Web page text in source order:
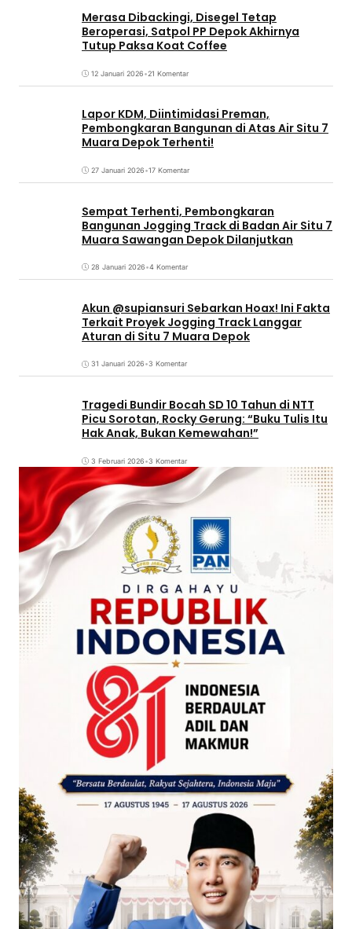
Merasa Dibackingi, Disegel Tetap
Beroperasi, Satpol PP Depok Akhirnya
Tutup Paksa Koat Coffee
12 Januari 2026•21 Komentar
Lapor KDM, Diintimidasi Preman,
Pembongkaran Bangunan di Atas Air Situ 7
Muara Depok Terhenti!
27 Januari 2026•17 Komentar
Sempat Terhenti, Pembongkaran
Bangunan Jogging Track di Badan Air Situ 7
Muara Sawangan Depok Dilanjutkan
28 Januari 2026•4 Komentar
Akun @supiansuri Sebarkan Hoax! Ini Fakta
Terkait Proyek Jogging Track Langgar
Aturan di Situ 7 Muara Depok
31 Januari 2026•3 Komentar
Tragedi Bundir Bocah SD 10 Tahun di NTT
Picu Sorotan, Rocky Gerung: “Buku Tulis Itu
Hak Anak, Bukan Kemewahan!”
3 Februari 2026•3 Komentar